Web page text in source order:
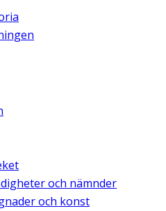
och nämnder
och konst